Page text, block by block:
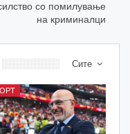
со помилување
на криминалци
Сите